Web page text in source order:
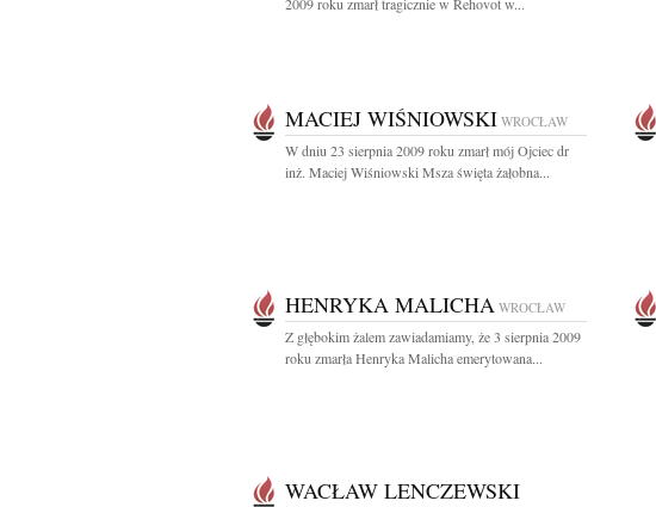
MACIEJ WIŚNIOWSKI WROCŁAW
W dniu 23 sierpnia 2009 roku zmarł mój Ojciec dr
inż. Maciej Wiśniowski Msza święta żałobna...
HENRYKA MALICHA WROCŁAW
Z głębokim żalem zawiadamiamy, że 3 sierpnia 2009
roku zmarła Henryka Malicha emerytowana...
WACŁAW LENCZEWSKI